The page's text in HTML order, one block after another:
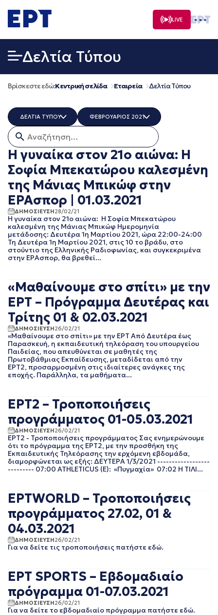
σε
περιεχόμενο
LIVE
Δελτία Τύπου
Βρίσκεστε εδώ:Κεντρική σελίδα Εταιρεία Δελτία Τύπου
ΔΕΛΤΙΑ ΤΥΠΟΥ
ERT COSMOS
ERTECHO
ERTFLIX
EUROVISION - EBU
EΡΤ1
EΡΤ2 ΣΠΟΡ
EΡΤ3
EΡΤNEWS
ΑΘΛΗΤΙΚΑ
ΓΕΝΙΚΗ
ΓΡΑΦΕΙΟ ΤΥΠΟΥ
ΕΡΤ
ΚΙΝΗΜΑΤΟΓΡΑΦΙΚΕΣ
ΤΑΙΝΙΕΣ
ΠΟΛΙΤΙΣΜΟΣ
ΡΑΔΙΟΦΩΝΟ
ΤΗΛΕΟΡΑΣΗ
ΦΕΒΡΟΥΑΡΙΟΣ 2021
ΜΑΡΤΙΟΣ 2026
ΔΕΚΕΜΒΡΙΟΣ 2025
ΝΟΕΜΒΡΙΟΣ 2025
ΟΚΤΩΒΡΙΟΣ 2025
ΣΕΠΤΕΜΒΡΙΟΣ 2025
ΑΥΓΟΥΣΤΟΣ 2025
ΙΟΥΝΙΟΣ 2025
ΜΑΙΟΣ 2025
ΑΠΡΙΛΙΟΣ 2025
ΜΑΡΤΙΟΣ 2025
ΦΕΒΡΟΥΑΡΙΟΣ 2025
ΝΟΕΜΒΡΙΟΣ 2024
ΟΚΤΩΒΡΙΟΣ 2024
ΣΕΠΤΕΜΒΡΙΟΣ 2024
ΑΥΓΟΥΣΤΟΣ 2024
ΙΟΥΝΙΟΣ 2024
ΜΑΙΟΣ 2024
ΑΠΡΙΛΙΟΣ 2024
ΜΑΡΤΙΟΣ 2024
ΔΕΚΕΜΒΡΙΟΣ 2023
ΝΟΕΜΒΡΙΟΣ 2023
ΟΚΤΩΒΡΙΟΣ 2023
ΣΕΠΤΕΜΒΡΙΟΣ 2023
ΑΥΓΟΥΣΤΟΣ 2023
ΙΟΥΛΙΟΣ 2023
ΙΟΥΝΙΟΣ 2023
ΜΑΡΤΙΟΣ 2023
ΦΕΒΡΟΥΑΡΙΟΣ 2023
ΙΑΝΟΥΑΡΙΟΣ 2023
ΟΚΤΩΒΡΙΟΣ 2022
ΙΟΥΛΙΟΣ 2022
ΙΟΥΝΙΟΣ 2022
ΜΑΙΟΣ 2022
ΑΠΡΙΛΙΟΣ 2022
Αναζήτηση για:
Η γυναίκα στον 21ο αιώνα: Η
Σοφία Μπεκατώρου καλεσμένη
της Μάνιας Μπικώφ στην
ΕΡΑσπορ | 01.03.2021
ΔΗΜΟΣΙΕΥΣΗ28/02/21
Η γυναίκα στον 21ο αιώνα: Η Σοφία Μπεκατώρου
καλεσμένη της Μάνιας Μπικώφ Ημερομηνία
μετάδοσης: Δευτέρα 1η Μαρτίου 2021, ώρα 22:00-24:00
Τη Δευτέρα 1η Μαρτίου 2021, στις 10 το βράδυ, στο
στούντιο της Ελληνικής Ραδιοφωνίας, και συγκεκριμένα
στην ΕΡΑσπορ, θα βρεθεί...
«Μαθαίνουμε στο σπίτι» με την
ΕΡΤ – Πρόγραμμα Δευτέρας και
Τρίτης 01 & 02.03.2021
ΔΗΜΟΣΙΕΥΣΗ26/02/21
«Μαθαίνουμε στο σπίτι» με την ΕΡΤ Από Δευτέρα έως
Παρασκευή, η εκπαιδευτική τηλεόραση του υπουργείου
Παιδείας, που απευθύνεται σε μαθητές της
Πρωτοβάθμιας Εκπαίδευσης, μεταδίδεται από την
ΕΡΤ2, προσαρμοσμένη στις ιδιαίτερες ανάγκες της
εποχής. Παράλληλα, τα μαθήματα...
ΕΡΤ2 – Τροποποιήσεις
προγράμματος 01-05.03.2021
ΔΗΜΟΣΙΕΥΣΗ26/02/21
ΕΡΤ2 - Τροποποιήσεις προγράμματος Σας ενημερώνουμε
ότι το πρόγραμμα της ΕΡΤ2, με την προσθήκη της
Εκπαιδευτικής Τηλεόρασης την ερχόμενη εβδομάδα,
διαμορφώνεται ως εξής: ΔΕΥΤΕΡΑ 1/3/2021 ------------------
--------- 07:00 ATHLETICUS (Ε): «Πυγμαχία» 07:02 Η ΤΙΛΙ...
ΕΡΤWORLD – Τροποποιήσεις
προγράμματος 27.02, 01 &
04.03.2021
ΔΗΜΟΣΙΕΥΣΗ26/02/21
Για να δείτε τις τροποποιήσεις πατήστε εδώ.
ΕΡΤ SPORTS – Εβδομαδιαίο
πρόγραμμα 01-07.03.2021
ΔΗΜΟΣΙΕΥΣΗ26/02/21
Για να δείτε το εβδομαδιαίο πρόγραμμα πατήστε εδώ.